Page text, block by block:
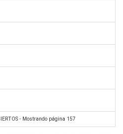
- Mostrando página 157